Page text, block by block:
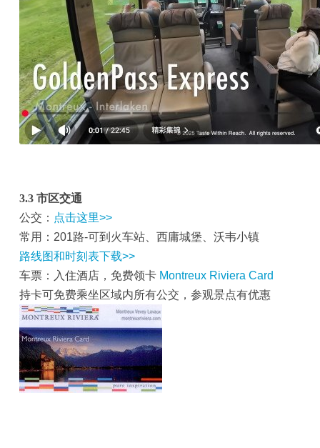
3.3 市区交通
公交： 点击这里>>
常用：201路-可到火车站、西庸城堡、沃韦小镇
路线图和时刻表下载>>
车票：入住酒店，免费领卡 Montreux Riviera Card
持卡可免费乘坐区域内所有公交，参观景点有优惠